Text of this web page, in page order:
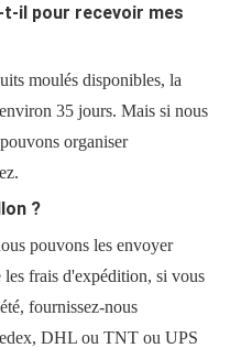
t-il pour recevoir mes
moulés disponibles, la
35 jours. Mais si nous
organiser
?
pouvons les envoyer
frais d'expédition, si vous
fournissez-nous
DHL ou TNT ou UPS